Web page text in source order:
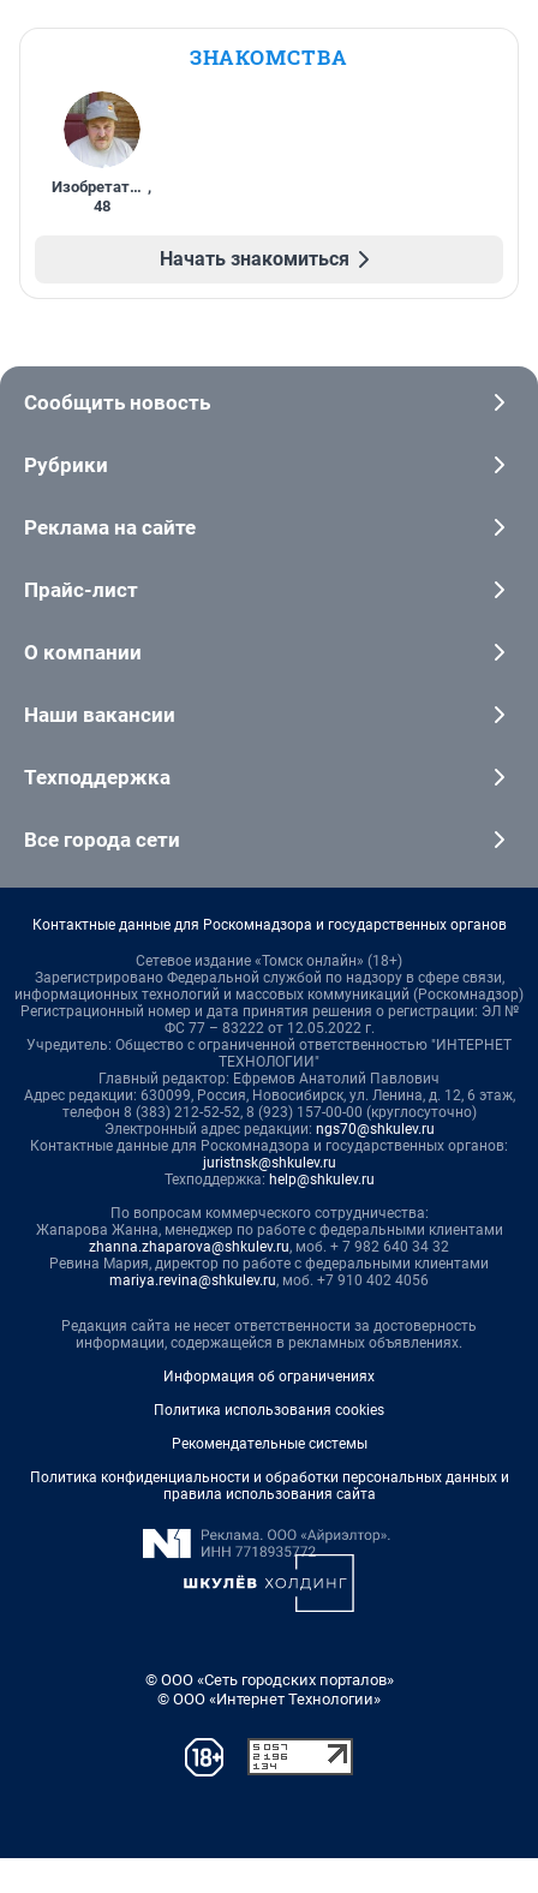
ЗНАКОМСТВА
Изобретатель ,
48
Начать знакомиться
Сообщить новость
Рубрики
Реклама на сайте
Прайс-лист
О компании
Наши вакансии
Техподдержка
Все города сети
Контактные данные для Роскомнадзора и государственных органов
Сетевое издание «Томск онлайн» (18+)
Зарегистрировано Федеральной службой по надзору в сфере связи,
информационных технологий и массовых коммуникаций (Роскомнадзор)
Регистрационный номер и дата принятия решения о регистрации: ЭЛ №
ФС 77 – 83222 от 12.05.2022 г.
Учредитель: Общество с ограниченной ответственностью "ИНТЕРНЕТ
ТЕХНОЛОГИИ"
Главный редактор: Ефремов Анатолий Павлович
Адрес редакции: 630099, Россия, Новосибирск, ул. Ленина, д. 12, 6 этаж,
телефон 8 (383) 212-52-52, 8 (923) 157-00-00 (круглосуточно)
Электронный адрес редакции: ngs70@shkulev.ru
Контактные данные для Роскомнадзора и государственных органов:
juristnsk@shkulev.ru
Техподдержка: help@shkulev.ru
По вопросам коммерческого сотрудничества:
Жапарова Жанна, менеджер по работе с федеральными клиентами
zhanna.zhaparova@shkulev.ru, моб. + 7 982 640 34 32
Ревина Мария, директор по работе с федеральными клиентами
mariya.revina@shkulev.ru, моб. +7 910 402 4056
Редакция сайта не несет ответственности за достоверность
информации, содержащейся в рекламных объявлениях.
Информация об ограничениях
Политика использования cookies
Рекомендательные системы
Политика конфиденциальности и обработки персональных данных и
правила использования сайта
© ООО «Сеть городских порталов»
© ООО «Интернет Технологии»